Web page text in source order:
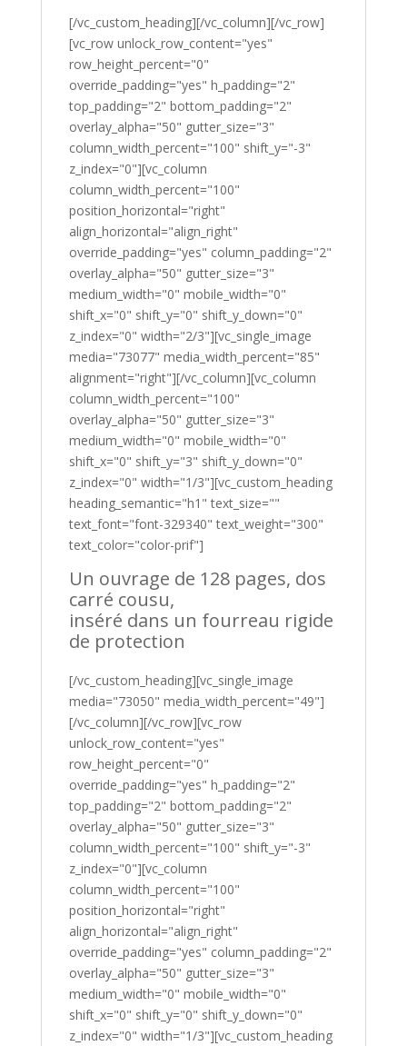
[/vc_custom_heading][/vc_column][/vc_row]
[vc_row unlock_row_content="yes"
row_height_percent="0"
override_padding="yes" h_padding="2"
top_padding="2" bottom_padding="2"
overlay_alpha="50" gutter_size="3"
column_width_percent="100" shift_y="-3"
z_index="0"][vc_column
column_width_percent="100"
position_horizontal="right"
align_horizontal="align_right"
override_padding="yes" column_padding="2"
overlay_alpha="50" gutter_size="3"
medium_width="0" mobile_width="0"
shift_x="0" shift_y="0" shift_y_down="0"
z_index="0" width="2/3"][vc_single_image
media="73077" media_width_percent="85"
alignment="right"][/vc_column][vc_column
column_width_percent="100"
overlay_alpha="50" gutter_size="3"
medium_width="0" mobile_width="0"
shift_x="0" shift_y="3" shift_y_down="0"
z_index="0" width="1/3"][vc_custom_heading
heading_semantic="h1" text_size=""
text_font="font-329340" text_weight="300"
text_color="color-prif"]
Un ouvrage de 128 pages, dos
carré cousu,
inséré dans un fourreau rigide
de protection
[/vc_custom_heading][vc_single_image
media="73050" media_width_percent="49"]
[/vc_column][/vc_row][vc_row
unlock_row_content="yes"
row_height_percent="0"
override_padding="yes" h_padding="2"
top_padding="2" bottom_padding="2"
overlay_alpha="50" gutter_size="3"
column_width_percent="100" shift_y="-3"
z_index="0"][vc_column
column_width_percent="100"
position_horizontal="right"
align_horizontal="align_right"
override_padding="yes" column_padding="2"
overlay_alpha="50" gutter_size="3"
medium_width="0" mobile_width="0"
shift_x="0" shift_y="0" shift_y_down="0"
z_index="0" width="1/3"][vc_custom_heading